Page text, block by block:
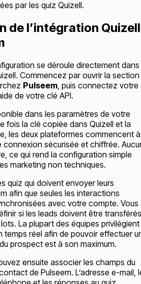
par les quiz Quizell.
de l’intégration Quizell
se déroule directement dans
Commencez par ouvrir la section
Pulseem, puis connectez votre
de votre clé API.
dans les paramètres de votre
fois la clé copiée dans Quizell et la
les deux plateformes commencent à
connexion sécurisée et chiffrée.
ce qui rend la configuration simple
marketing non techniques.
quiz qui doivent envoyer leurs
afin que seules les interactions
avec votre compte. Vous
si les leads doivent être transférés
La plupart des équipes privilégient
temps réel afin de pouvoir effectuer
prospect est à son maximum.
ensuite associer les champs du
de Pulseem. L’adresse e-mail,